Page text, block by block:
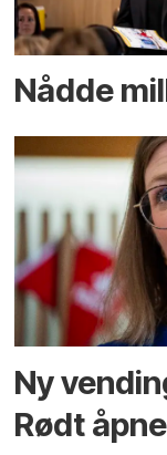
Nådde
Ny
Rødt